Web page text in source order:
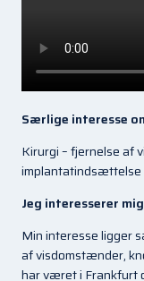
Særlige interesse
Kirurgi – fjernelse af
implantatindsættelse
Jeg interesserer
Min interesse ligger
af visdomstænder,
har været i Frankfurt